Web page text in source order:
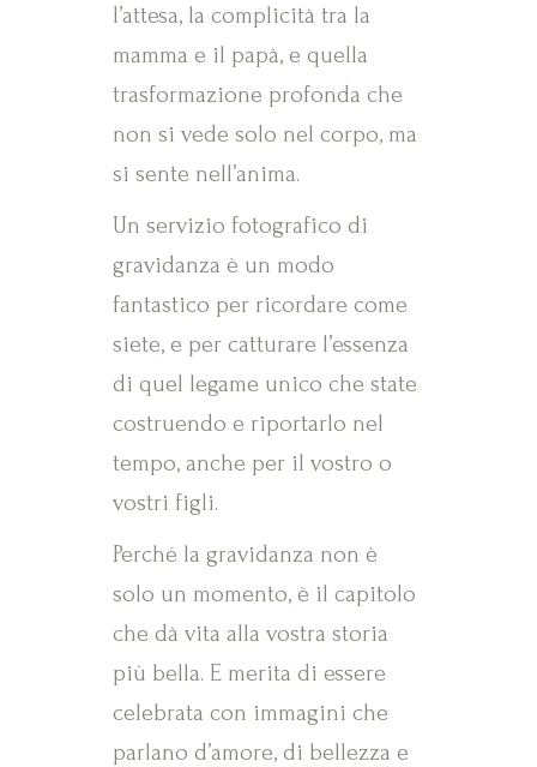
l’attesa, la complicità tra la
mamma e il papà, e quella
trasformazione profonda che
non si vede solo nel corpo, ma
si sente nell’anima.
Un servizio fotografico di
gravidanza è un modo
fantastico per ricordare come
siete, e per catturare l’essenza
di quel legame unico che state
costruendo e riportarlo nel
tempo, anche per il vostro o
vostri figli.
Perché la gravidanza non è
solo un momento, è il capitolo
che dà vita alla vostra storia
più bella. E merita di essere
celebrata con immagini che
parlano d’amore, di bellezza e